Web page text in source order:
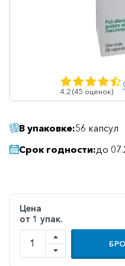
Гематологические
Гепатопротекторы
Диабетические
Желудочно-
кишечные
Иммунодепрессанты
4.2 (45 оценок)
В упаковке:56 капсул
Срок годности:до
Цена
от 1 упак.